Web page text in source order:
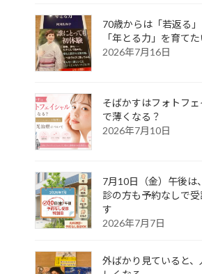
70歳からは「若返る」
「年とる力」を育てた
2026年7月16日
そばかすはフォトフ
で薄くなる？
2026年7月10日
7月10日（金）午後は
診の方も予約なしで受
す
2026年7月7日
外ばかり見ていると